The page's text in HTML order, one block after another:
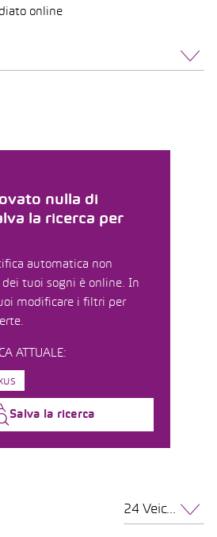
online
nulla di
la ricerca per
automatica non
tuoi sogni è online. In
modificare i filtri per
ATTUALE:
Salva la ricerca
24 Veicoli per pagina